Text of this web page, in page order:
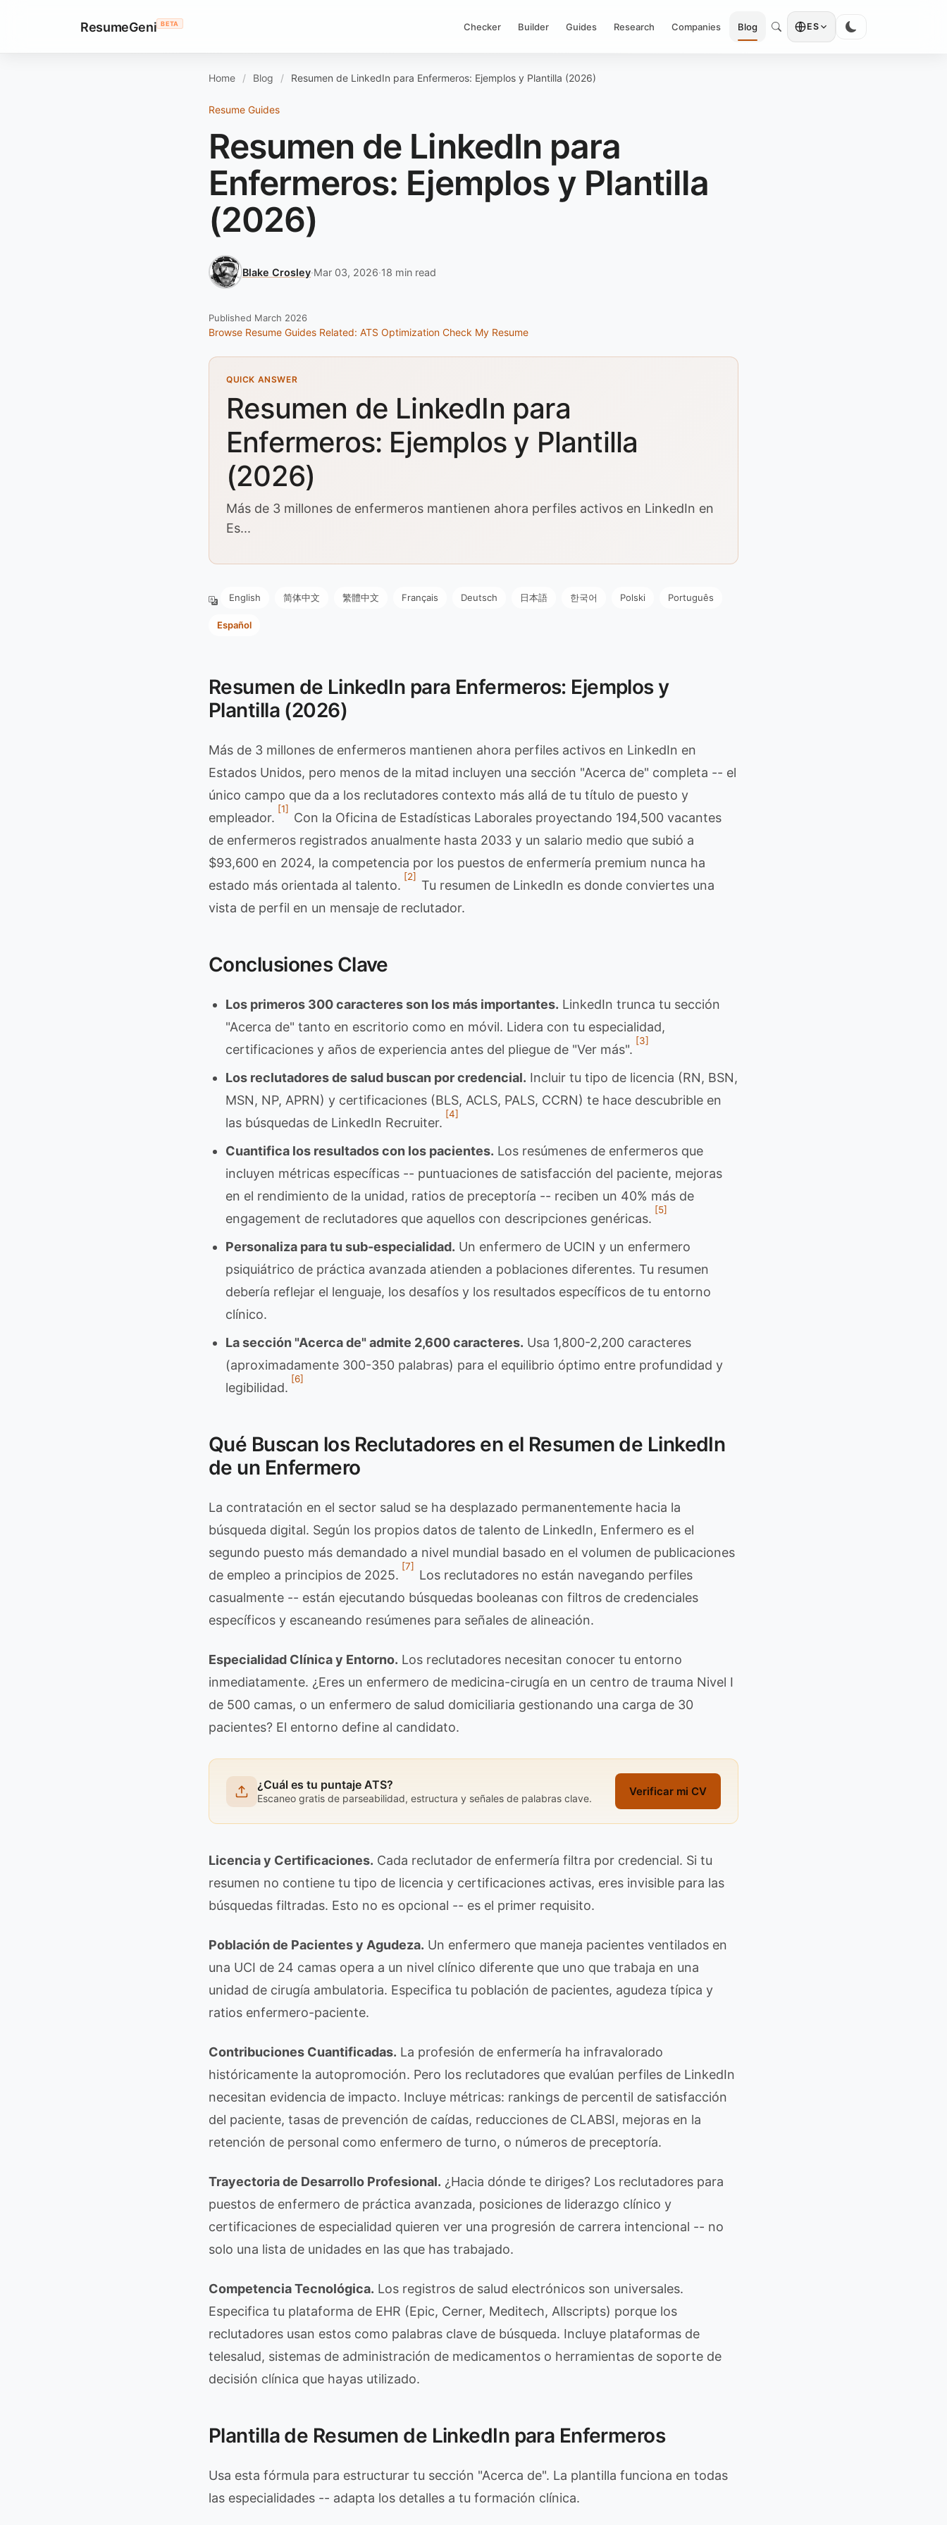
ResumeGeni BETA Checker Builder Guides Research Companies Blog ES
Home Blog Resumen de LinkedIn para Enfermeros: Ejemplos y Plantilla (2026)
Resume Guides
Resumen de LinkedIn para
Enfermeros: Ejemplos y Plantilla
(2026)
Blake Crosley·Mar 03, 2026·18 min read
Published March 2026
Browse Resume Guides Related: ATS Optimization Check My Resume
QUICK ANSWER
Resumen de LinkedIn para
Enfermeros: Ejemplos y Plantilla
(2026)
Más de 3 millones de enfermeros mantienen ahora perfiles activos en LinkedIn en
Es...
English 简体中文 繁體中文 Français Deutsch 日本語 한국어 Polski Português
Español
Resumen de LinkedIn para Enfermeros: Ejemplos y
Plantilla (2026)
Más de 3 millones de enfermeros mantienen ahora perfiles activos en LinkedIn en
Estados Unidos, pero menos de la mitad incluyen una sección "Acerca de" completa -- el
único campo que da a los reclutadores contexto más allá de tu título de puesto y
empleador.
[1]
Con la Oficina de Estadísticas Laborales proyectando 194,500 vacantes
de enfermeros registrados anualmente hasta 2033 y un salario medio que subió a
$93,600 en 2024, la competencia por los puestos de enfermería premium nunca ha
estado más orientada al talento.
[2]
Tu resumen de LinkedIn es donde conviertes una
vista de perfil en un mensaje de reclutador.
Conclusiones Clave
Los primeros 300 caracteres son los más importantes. LinkedIn trunca tu sección
"Acerca de" tanto en escritorio como en móvil. Lidera con tu especialidad,
certificaciones y años de experiencia antes del pliegue de "Ver más".
[3]
Los reclutadores de salud buscan por credencial. Incluir tu tipo de licencia (RN, BSN,
MSN, NP, APRN) y certificaciones (BLS, ACLS, PALS, CCRN) te hace descubrible en
las búsquedas de LinkedIn Recruiter.
[4]
Cuantifica los resultados con los pacientes. Los resúmenes de enfermeros que
incluyen métricas específicas -- puntuaciones de satisfacción del paciente, mejoras
en el rendimiento de la unidad, ratios de preceptoría -- reciben un 40% más de
engagement de reclutadores que aquellos con descripciones genéricas.
[5]
Personaliza para tu sub-especialidad. Un enfermero de UCIN y un enfermero
psiquiátrico de práctica avanzada atienden a poblaciones diferentes. Tu resumen
debería reflejar el lenguaje, los desafíos y los resultados específicos de tu entorno
clínico.
La sección "Acerca de" admite 2,600 caracteres. Usa 1,800-2,200 caracteres
(aproximadamente 300-350 palabras) para el equilibrio óptimo entre profundidad y
legibilidad.
[6]
Qué Buscan los Reclutadores en el Resumen de LinkedIn
de un Enfermero
La contratación en el sector salud se ha desplazado permanentemente hacia la
búsqueda digital. Según los propios datos de talento de LinkedIn, Enfermero es el
segundo puesto más demandado a nivel mundial basado en el volumen de publicaciones
de empleo a principios de 2025.
[7]
Los reclutadores no están navegando perfiles
casualmente -- están ejecutando búsquedas booleanas con filtros de credenciales
específicos y escaneando resúmenes para señales de alineación.
Especialidad Clínica y Entorno. Los reclutadores necesitan conocer tu entorno
inmediatamente. ¿Eres un enfermero de medicina-cirugía en un centro de trauma Nivel I
de 500 camas, o un enfermero de salud domiciliaria gestionando una carga de 30
pacientes? El entorno define al candidato.
¿Cuál es tu puntaje ATS?
Escaneo gratis de parseabilidad, estructura y señales de palabras clave.
Verificar mi CV
Licencia y Certificaciones. Cada reclutador de enfermería filtra por credencial. Si tu
resumen no contiene tu tipo de licencia y certificaciones activas, eres invisible para las
búsquedas filtradas. Esto no es opcional -- es el primer requisito.
Población de Pacientes y Agudeza. Un enfermero que maneja pacientes ventilados en
una UCI de 24 camas opera a un nivel clínico diferente que uno que trabaja en una
unidad de cirugía ambulatoria. Especifica tu población de pacientes, agudeza típica y
ratios enfermero-paciente.
Contribuciones Cuantificadas. La profesión de enfermería ha infravalorado
históricamente la autopromoción. Pero los reclutadores que evalúan perfiles de LinkedIn
necesitan evidencia de impacto. Incluye métricas: rankings de percentil de satisfacción
del paciente, tasas de prevención de caídas, reducciones de CLABSI, mejoras en la
retención de personal como enfermero de turno, o números de preceptoría.
Trayectoria de Desarrollo Profesional. ¿Hacia dónde te diriges? Los reclutadores para
puestos de enfermero de práctica avanzada, posiciones de liderazgo clínico y
certificaciones de especialidad quieren ver una progresión de carrera intencional -- no
solo una lista de unidades en las que has trabajado.
Competencia Tecnológica. Los registros de salud electrónicos son universales.
Especifica tu plataforma de EHR (Epic, Cerner, Meditech, Allscripts) porque los
reclutadores usan estos como palabras clave de búsqueda. Incluye plataformas de
telesalud, sistemas de administración de medicamentos o herramientas de soporte de
decisión clínica que hayas utilizado.
Plantilla de Resumen de LinkedIn para Enfermeros
Usa esta fórmula para estructurar tu sección "Acerca de". La plantilla funciona en todas
las especialidades -- adapta los detalles a tu formación clínica.